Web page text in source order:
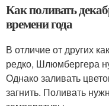
Как поливать
времени года
В отличие от других
редко, Шлюмбергера
Однако заливать
загнить. Поливать